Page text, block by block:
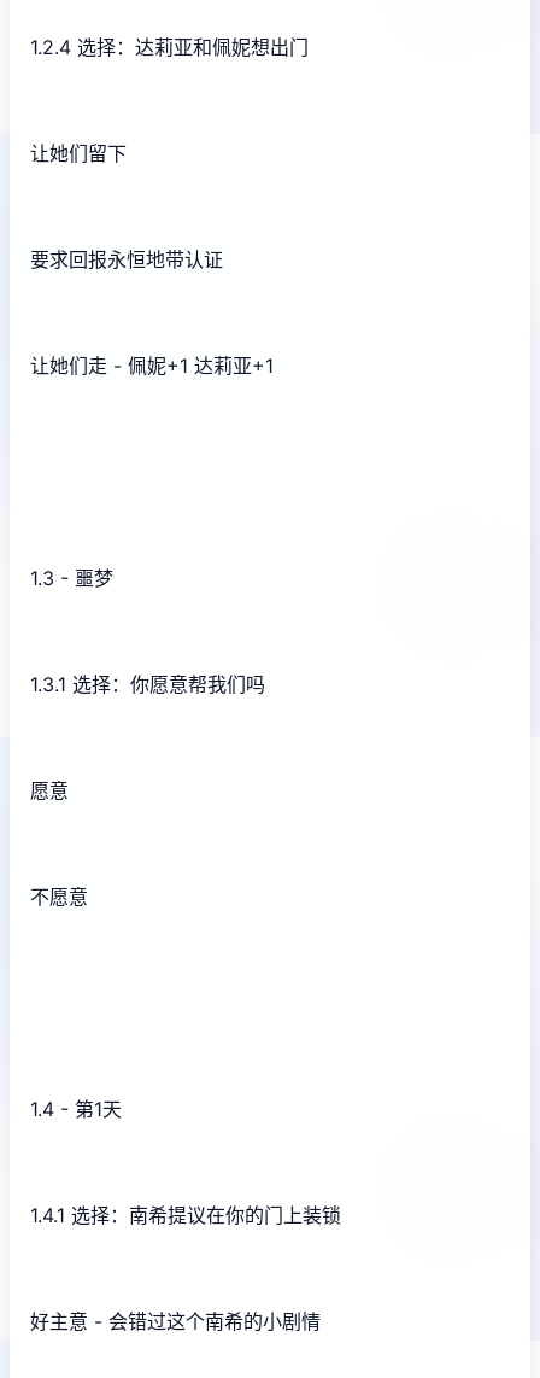
1.2.4 选择：达莉亚和佩妮想出门
让她们留下
要求回报永恒地带认证
让她们走 - 佩妮+1 达莉亚+1
1.3 - 噩梦
1.3.1 选择：你愿意帮我们吗
愿意
不愿意
1.4 - 第1天
1.4.1 选择：南希提议在你的门上装锁
好主意 - 会错过这个南希的小剧情